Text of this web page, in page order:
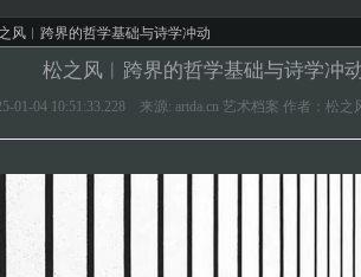
风︱跨界的哲学基础与诗学冲动
松之风︱跨界的哲学基础与诗学冲
01-04 10:51:33.228 来源: artda.cn 艺术档案 作者：松之